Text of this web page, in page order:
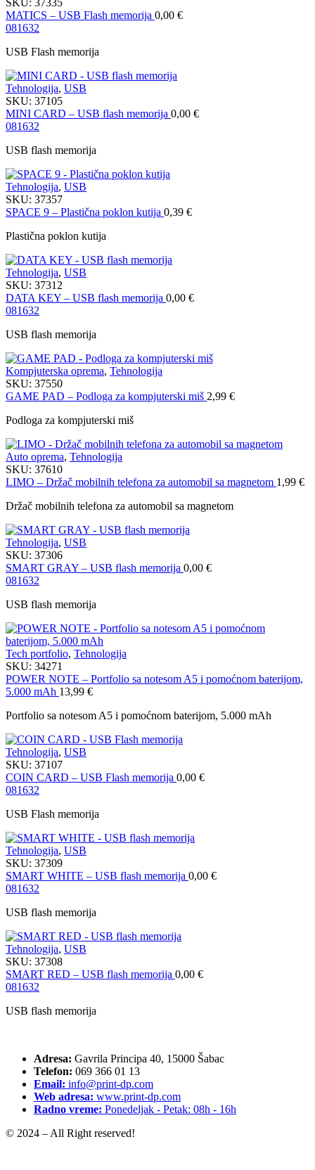
SKU: 37335
MATICS – USB Flash memorija 0,00 €
081632
USB Flash memorija
Tehnologija, USB
SKU: 37105
MINI CARD – USB flash memorija 0,00 €
081632
USB flash memorija
Tehnologija, USB
SKU: 37357
SPACE 9 – Plastična poklon kutija 0,39 €
Plastična poklon kutija
Tehnologija, USB
SKU: 37312
DATA KEY – USB flash memorija 0,00 €
081632
USB flash memorija
Kompjuterska oprema, Tehnologija
SKU: 37550
GAME PAD – Podloga za kompjuterski miš 2,99 €
Podloga za kompjuterski miš
Auto oprema, Tehnologija
SKU: 37610
LIMO – Držač mobilnih telefona za automobil sa magnetom 1,99 €
Držač mobilnih telefona za automobil sa magnetom
Tehnologija, USB
SKU: 37306
SMART GRAY – USB flash memorija 0,00 €
081632
USB flash memorija
Tech portfolio, Tehnologija
SKU: 34271
POWER NOTE – Portfolio sa notesom A5 i pomoćnom baterijom,
5.000 mAh 13,99 €
Portfolio sa notesom A5 i pomoćnom baterijom, 5.000 mAh
Tehnologija, USB
SKU: 37107
COIN CARD – USB Flash memorija 0,00 €
081632
USB Flash memorija
Tehnologija, USB
SKU: 37309
SMART WHITE – USB flash memorija 0,00 €
081632
USB flash memorija
Tehnologija, USB
SKU: 37308
SMART RED – USB flash memorija 0,00 €
081632
USB flash memorija
Adresa: Gavrila Principa 40, 15000 Šabac
Telefon: 069 366 01 13
Email: info@print-dp.com
Web adresa: www.print-dp.com
Radno vreme: Ponedeljak - Petak: 08h - 16h
© 2024 – All Right reserved!